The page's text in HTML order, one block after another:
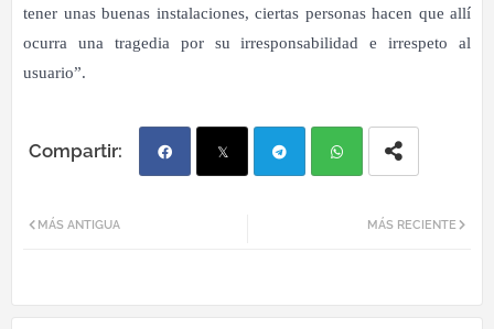
tener unas buenas instalaciones, ciertas personas hacen que allí
ocurra una tragedia por su irresponsabilidad e irrespeto al
usuario”.
MÁS RECIENTE
MÁS ANTIGUA